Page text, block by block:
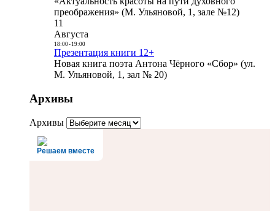
преображения» (М. Ульяновой, 1, зале №12)
11
Августа
18:00- 19:00
Презентация книги 12+
Новая книга поэта Антона Чёрного «Сбор» (ул.
М. Ульяновой, 1, зал № 20)
Архивы
Архивы
Решаем вместе